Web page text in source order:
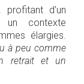
d’un
un contexte
élargies.
à peu comme
retrait et un